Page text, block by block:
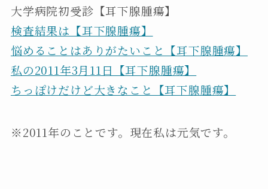
大学病院初受診【耳下腺腫瘍】
検査結果は【耳下腺腫瘍】
悩めることはありがたいこと【耳下腺腫瘍】
私の2011年3月11日【耳下腺腫瘍】
ちっぽけだけど大きなこと【耳下腺腫瘍】
※2011年のことです。現在私は元気です。